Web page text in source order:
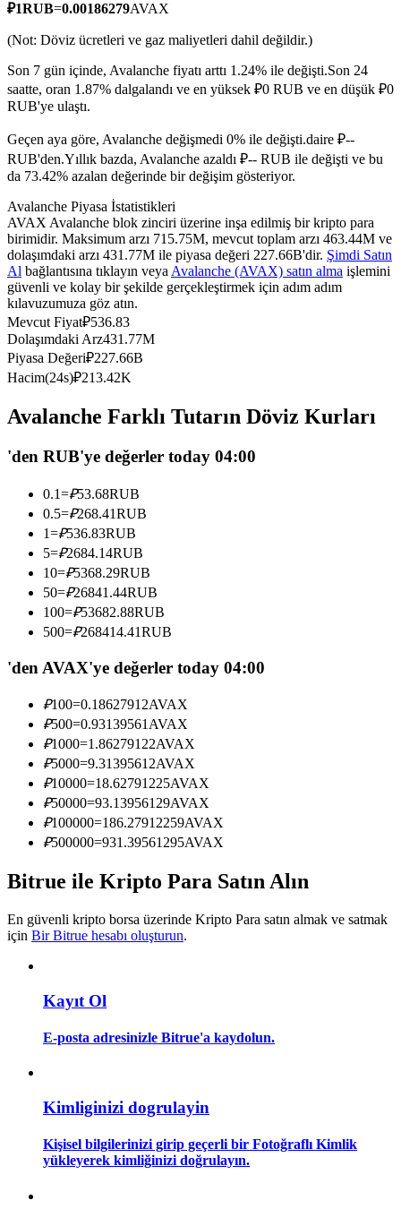
USDC'yi teminat olarak kullanan vadeli işlemler
Kopya Ticaret
En iyi traderlarla güçlerinizi birleştirin
Kopya Tüccarı Olun
Kâr paylaşımı ve kopya ticaret komisyonlarının tadını çıkarın
Bilgi
Ticaret bilgileri vb. dahil olmak üzere büyük veri analizi.
Vadeli İşlemler Başlangıç Kılavuzu
₽1RUB=0.00186279AVAX
(Not: Döviz ücretleri ve gaz maliyetleri dahil değildir.)
Son 7 gün içinde, Avalanche fiyatı arttı 1.24% ile değişti.Son 24
saatte, oran 1.87% dalgalandı ve en yüksek ₽0 RUB ve en düşük ₽0
RUB'ye ulaştı.
Geçen aya göre, Avalanche değişmedi 0% ile değişti.daire ₽--
RUB'den.Yıllık bazda, Avalanche azaldı ₽-- RUB ile değişti ve bu
da 73.42% azalan değerinde bir değişim gösteriyor.
Avalanche Piyasa İstatistikleri
AVAX Avalanche blok zinciri üzerine inşa edilmiş bir kripto para
birimidir. Maksimum arzı 715.75M, mevcut toplam arzı 463.44M ve
dolaşımdaki arzı 431.77M ile piyasa değeri 227.66B'dir. Şimdi Satın
Al bağlantısına tıklayın veya Avalanche (AVAX) satın alma işlemini
güvenli ve kolay bir şekilde gerçekleştirmek için adım adım
kılavuzumuza göz atın.
Mevcut Fiyat₽536.83
Dolaşımdaki Arz431.77M
Piyasa Değeri₽227.66B
Hacim(24s)₽213.42K
Avalanche Farklı Tutarın Döviz Kurları
'den RUB'ye değerler today 04:00
0.1=₽53.68RUB
0.5=₽268.41RUB
1=₽536.83RUB
5=₽2684.14RUB
10=₽5368.29RUB
50=₽26841.44RUB
100=₽53682.88RUB
500=₽268414.41RUB
'den AVAX'ye değerler today 04:00
₽100=0.18627912AVAX
₽500=0.93139561 AVAX
₽1000=1.86279122AVAX
₽5000=9.31395612AVAX
₽10000=18.62791225AVAX
₽50000=93.13956129AVAX
₽100000=186.27912259AVAX
₽500000=931.39561295AVAX
Bitrue ile Kripto Para Satın Alın
En güvenli kripto borsa üzerinde Kripto Para satın almak ve satmak
için Bir Bitrue hesabı oluşturun.
Kayıt Ol
E-posta adresinizle Bitrue'a kaydolun.
Kimliginizi dogrulayin
Kişisel bilgilerinizi girip geçerli bir Fotoğraflı Kimlik
yükleyerek kimliğinizi doğrulayın.